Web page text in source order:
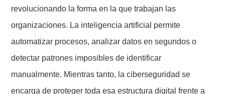
revolucionando la forma en la que trabajan las
organizaciones. La inteligencia artificial permite
automatizar procesos, analizar datos en segundos o
detectar patrones imposibles de identificar
manualmente. Mientras tanto, la ciberseguridad se
encarga de proteger toda esa estructura digital frente a